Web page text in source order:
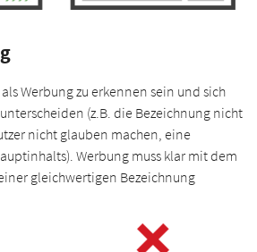
Werbung zu erkennen sein und sich
(z.B. die Bezeichnung nicht
nicht glauben machen, eine
Werbung muss klar mit dem
gleichwertigen Bezeichnung